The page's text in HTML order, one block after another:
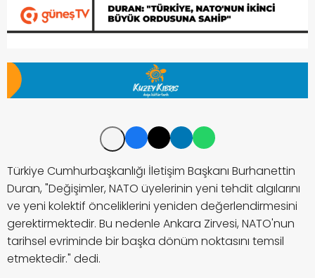
Türkiye Cumhurbaşkanlığı İletişim Başkanı Burhanettin
Duran, "Değişimler, NATO üyelerinin yeni tehdit algılarını
ve yeni kolektif önceliklerini yeniden değerlendirmesini
gerektirmektedir. Bu nedenle Ankara Zirvesi, NATO'nun
tarihsel evriminde bir başka dönüm noktasını temsil
etmektedir." dedi.